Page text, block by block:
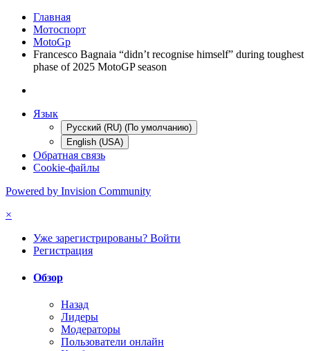
Главная
Мотоспорт
MotoGp
Francesco Bagnaia “didn’t recognise himself” during toughest
phase of 2025 MotoGP season
Язык
Русский (RU) (По умолчанию)
English (USA)
Обратная связь
Cookie-файлы
Powered by Invision Community
×
Уже зарегистрированы? Войти
Регистрация
Обзор
Назад
Лидеры
Модераторы
Пользователи онлайн